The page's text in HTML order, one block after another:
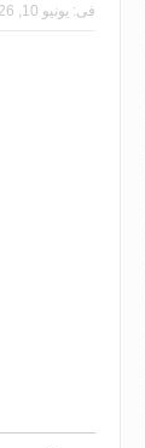
فى: يونيو 10, 2026